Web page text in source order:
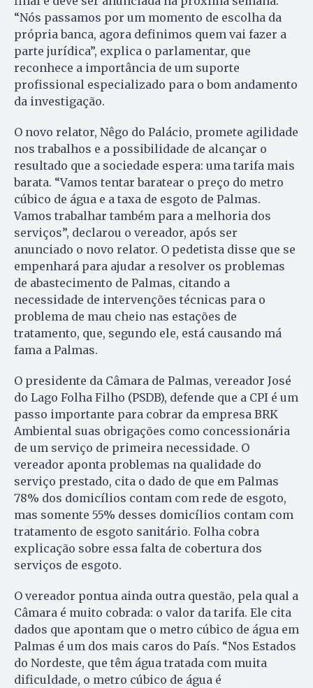
“Nós passamos por um momento de escolha da
própria banca, agora definimos quem vai fazer a
parte jurídica”, explica o parlamentar, que
reconhece a importância de um suporte
profissional especializado para o bom andamento
da investigação.
O novo relator, Nêgo do Palácio, promete agilidade
nos trabalhos e a possibilidade de alcançar o
resultado que a sociedade espera: uma tarifa mais
barata. “Vamos tentar baratear o preço do metro
cúbico de água e a taxa de esgoto de Palmas.
Vamos trabalhar também para a melhoria dos
serviços”, declarou o vereador, após ser
anunciado o novo relator. O pedetista disse que se
empenhará para ajudar a resolver os problemas
de abastecimento de Palmas, citando a
necessidade de intervenções técnicas para o
problema de mau cheio nas estações de
tratamento, que, segundo ele, está causando má
fama a Palmas.
O presidente da Câmara de Palmas, vereador José
do Lago Folha Filho (PSDB), defende que a CPI é um
passo importante para cobrar da empresa BRK
Ambiental suas obrigações como concessionária
de um serviço de primeira necessidade. O
vereador aponta problemas na qualidade do
serviço prestado, cita o dado de que em Palmas
78% dos domicílios contam com rede de esgoto,
mas somente 55% desses domicílios contam com
tratamento de esgoto sanitário. Folha cobra
explicação sobre essa falta de cobertura dos
serviços de esgoto.
O vereador pontua ainda outra questão, pela qual a
Câmara é muito cobrada: o valor da tarifa. Ele cita
dados que apontam que o metro cúbico de água em
Palmas é um dos mais caros do País. “Nos Estados
do Nordeste, que têm água tratada com muita
dificuldade, o metro cúbico de água é